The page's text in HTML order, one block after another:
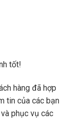
tốt!
hàng đã hợp
tin của các bạn
phục vụ các